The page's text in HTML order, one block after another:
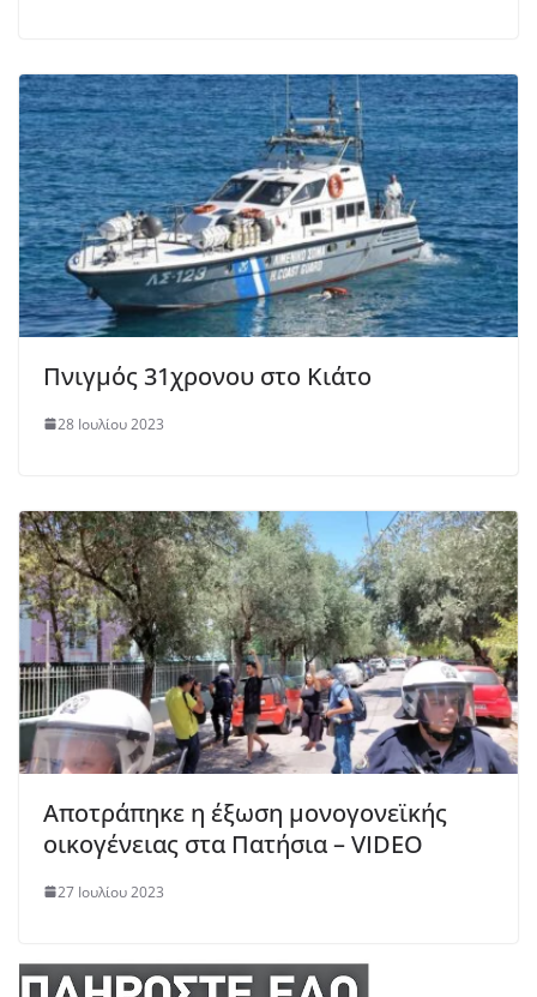
Πνιγμός 31χρονου στο Κιάτο
28 Ιουλίου 2023
Αποτράπηκε η έξωση μονογονεϊκής
οικογένειας στα Πατήσια – VIDEO
27 Ιουλίου 2023